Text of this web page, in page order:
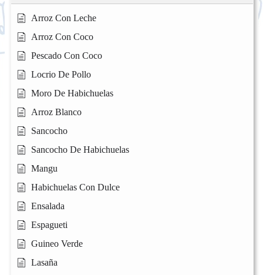
Arroz Con Leche
Arroz Con Coco
Pescado Con Coco
Locrio De Pollo
Moro De Habichuelas
Arroz Blanco
Sancocho
Sancocho De Habichuelas
Mangu
Habichuelas Con Dulce
Ensalada
Espagueti
Guineo Verde
Lasaña